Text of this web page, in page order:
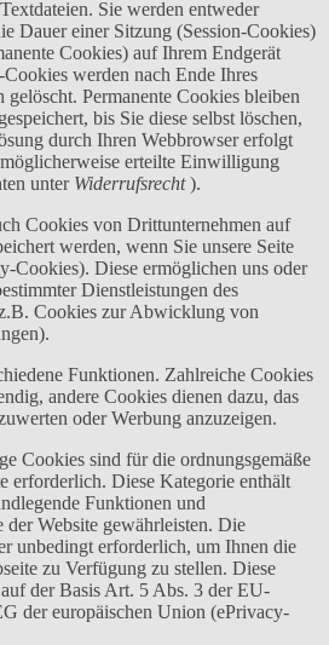
Sie werden entweder
Dauer einer Sitzung (Session-Cookies)
Cookies) auf Ihrem Endgerät
Cookies werden nach Ende Ihres
gelöscht. Permanente Cookies bleiben
bis Sie diese selbst löschen,
durch Ihren Webbrowser erfolgt
erteilte Einwilligung
unter Widerrufsrecht).
Cookies von Drittunternehmen auf
werden, wenn Sie unsere Seite
Cookies). Diese ermöglichen uns oder
Dienstleistungen des
Cookies zur Abwicklung von
Funktionen. Zahlreiche Cookies
andere Cookies dienen dazu, das
oder Werbung anzuzeigen.
Cookies sind für die ordnungsgemäße
erforderlich. Diese Kategorie enthält
Funktionen und
der Website gewährleisten. Die
unbedingt erforderlich, um Ihnen die
zu Verfügung zu stellen. Diese
der Basis Art. 5 Abs. 3 der EU-
der europäischen Union (ePrivacy-